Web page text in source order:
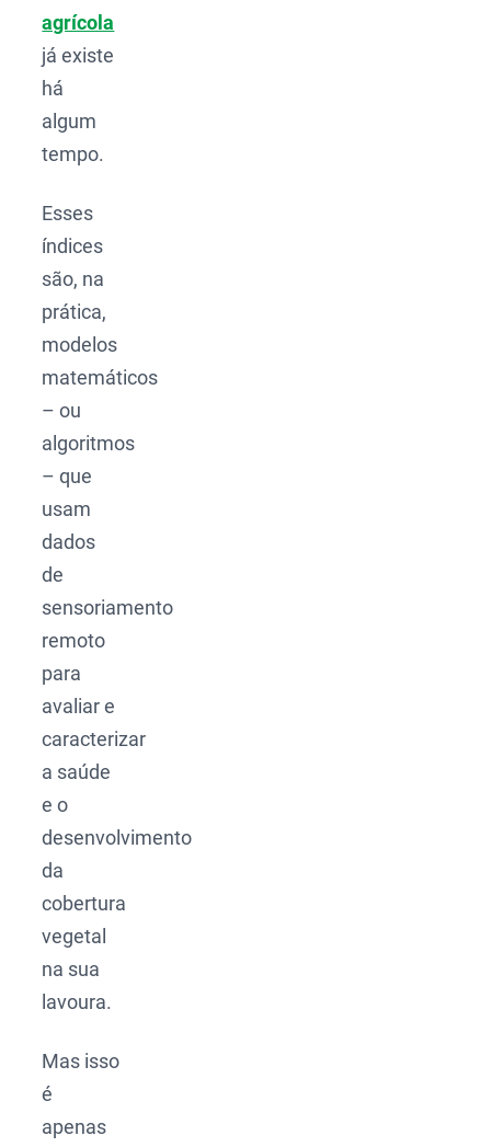
agrícola
já existe
há
algum
tempo.
Esses
índices
são, na
prática,
modelos
matemáticos
– ou
algoritmos
– que
usam
dados
de
sensoriamento
remoto
para
avaliar e
caracterizar
a saúde
e o
desenvolvimento
da
cobertura
vegetal
na sua
lavoura.
Mas isso
é
apenas